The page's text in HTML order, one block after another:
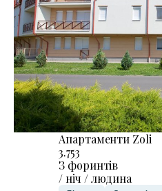
Апартаменти Zoli
3.753
З форинтів
/ ніч / людина